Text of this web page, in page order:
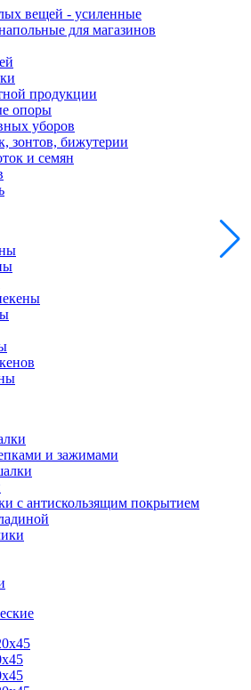
вещей - усиленные
для магазинов
продукции
опоры
уборов
зонтов, бижутерии
и семян
и зажимами
с антискользящим покрытием